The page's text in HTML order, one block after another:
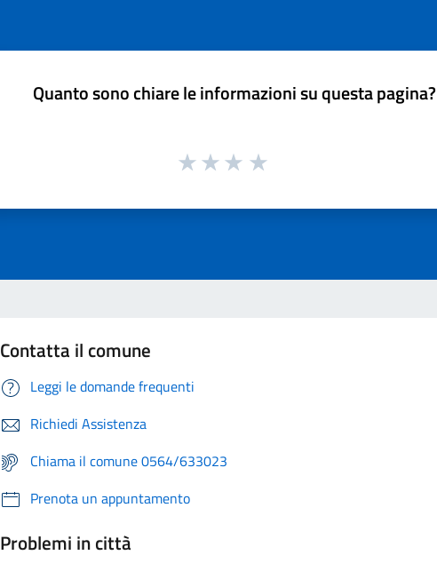
Quanto sono chiare le informazioni su questa pagina?
Contatta il comune
Leggi le domande frequenti
Richiedi Assistenza
Chiama il comune 0564/633023
Prenota un appuntamento
Problemi in città